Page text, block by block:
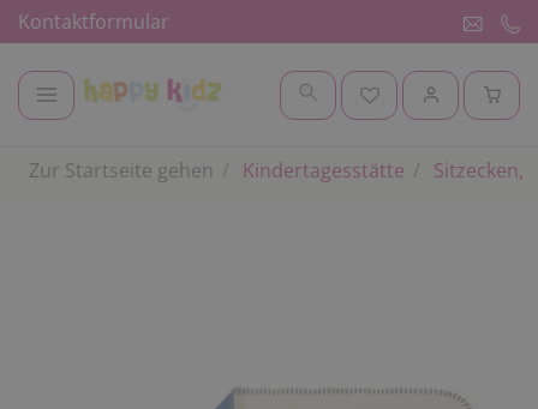
Kontaktformular
Zur Startseite gehen Kindertagesstätte Sitzecken,